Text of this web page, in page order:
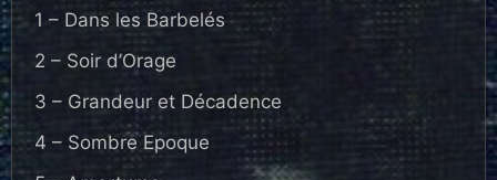
1 – Dans les Barbelés
2 – Soir d’Orage
3 – Grandeur et Décadence
4 – Sombre Epoque